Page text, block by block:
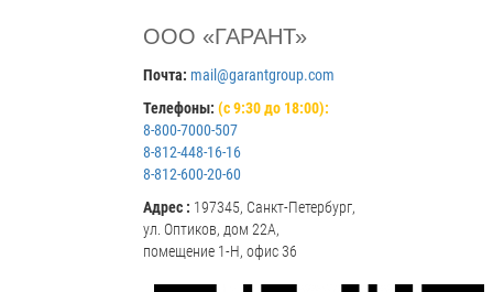
ООО «ГАРАНТ»
Почта: mail@garantgroup.com
Телефоны: (с 9:30 до 18:00):
8-800-7000-507
8-812-448-16-16
8-812-600-20-60
Адрес : 197345, Санкт-Петербург,
ул. Оптиков, дом 22А,
помещение 1-Н, офис 36